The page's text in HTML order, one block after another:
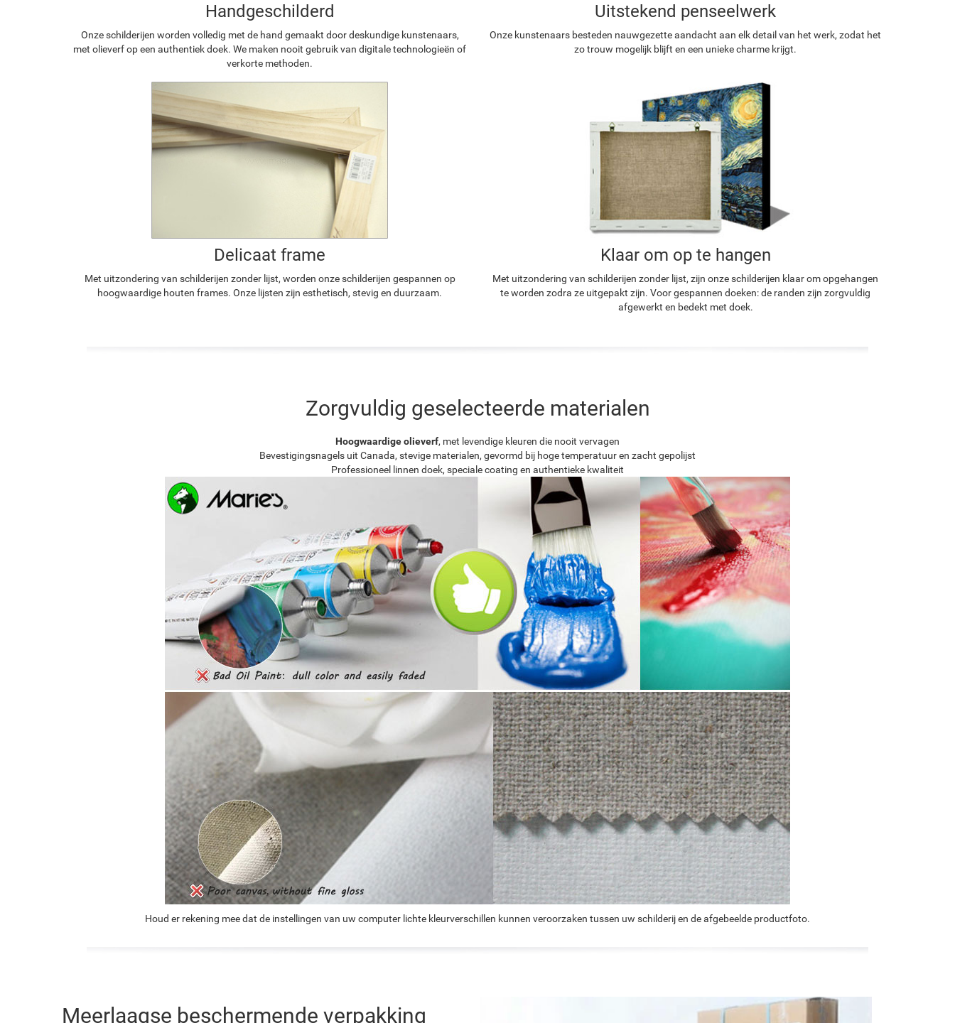
Handgeschilderd
Onze schilderijen worden volledig met de hand gemaakt door deskundige kunstenaars,
met olieverf op een authentiek doek. We maken nooit gebruik van digitale technologieën of
verkorte methoden.
Uitstekend penseelwerk
Onze kunstenaars besteden nauwgezette aandacht aan elk detail van het werk, zodat het
zo trouw mogelijk blijft en een unieke charme krijgt.
Delicaat frame
Met uitzondering van schilderijen zonder lijst, worden onze schilderijen gespannen op
hoogwaardige houten frames. Onze lijsten zijn esthetisch, stevig en duurzaam.
Klaar om op te hangen
Met uitzondering van schilderijen zonder lijst, zijn onze schilderijen klaar om opgehangen
te worden zodra ze uitgepakt zijn. Voor gespannen doeken: de randen zijn zorgvuldig
afgewerkt en bedekt met doek.
Zorgvuldig geselecteerde materialen
Hoogwaardige olieverf, met levendige kleuren die nooit vervagen
Bevestigingsnagels uit Canada, stevige materialen, gevormd bij hoge temperatuur en zacht gepolijst
Professioneel linnen doek, speciale coating en authentieke kwaliteit
Houd er rekening mee dat de instellingen van uw computer lichte kleurverschillen kunnen veroorzaken tussen uw schilderij en de afgebeelde productfoto.
Meerlaagse beschermende verpakking